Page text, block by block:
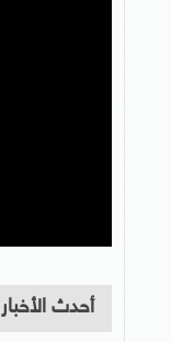
أحدث الأخبار